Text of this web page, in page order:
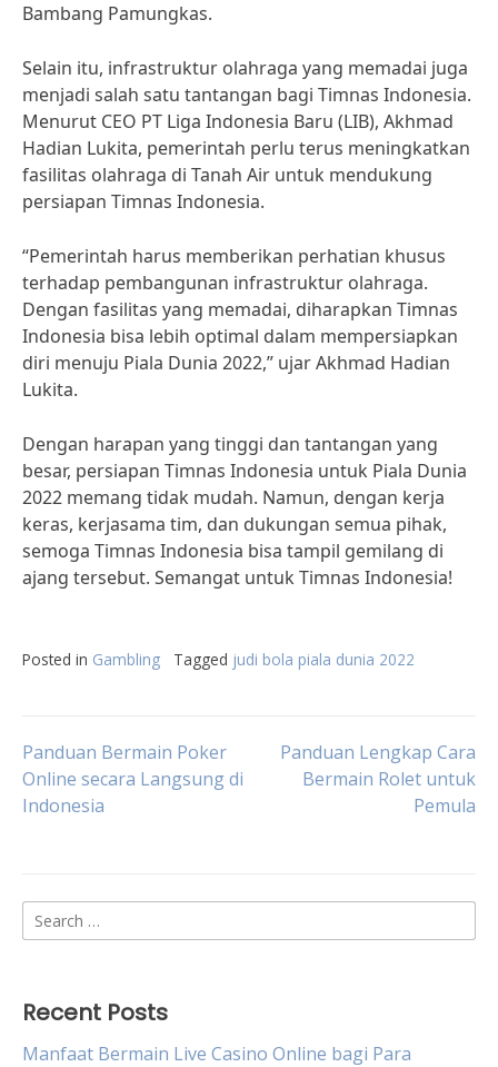
Bambang Pamungkas.
Selain itu, infrastruktur olahraga yang memadai juga
menjadi salah satu tantangan bagi Timnas Indonesia.
Menurut CEO PT Liga Indonesia Baru (LIB), Akhmad
Hadian Lukita, pemerintah perlu terus meningkatkan
fasilitas olahraga di Tanah Air untuk mendukung
persiapan Timnas Indonesia.
“Pemerintah harus memberikan perhatian khusus
terhadap pembangunan infrastruktur olahraga.
Dengan fasilitas yang memadai, diharapkan Timnas
Indonesia bisa lebih optimal dalam mempersiapkan
diri menuju Piala Dunia 2022,” ujar Akhmad Hadian
Lukita.
Dengan harapan yang tinggi dan tantangan yang
besar, persiapan Timnas Indonesia untuk Piala Dunia
2022 memang tidak mudah. Namun, dengan kerja
keras, kerjasama tim, dan dukungan semua pihak,
semoga Timnas Indonesia bisa tampil gemilang di
ajang tersebut. Semangat untuk Timnas Indonesia!
Posted in Gambling Tagged judi bola piala dunia 2022
Post
navigation
Panduan Bermain Poker
Online secara Langsung di
Indonesia
Panduan Lengkap Cara
Bermain Rolet untuk
Pemula
Search
for:
Recent Posts
Manfaat Bermain Live Casino Online bagi Para